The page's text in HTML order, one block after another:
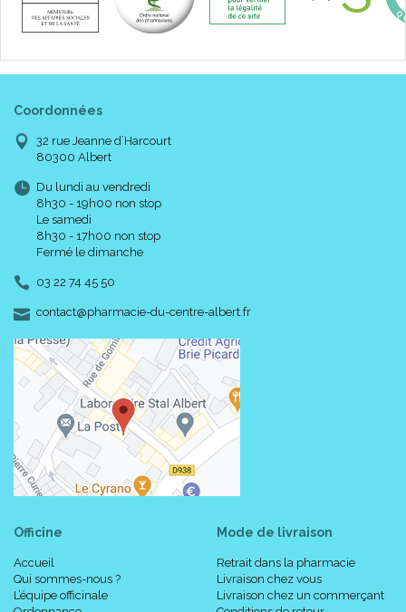
Coordonnées
32 rue Jeanne d’Harcourt
80300 Albert
Du lundi au vendredi
8h30 - 19h00 non stop
Le samedi
8h30 - 17h00 non stop
Fermé le dimanche
03 22 74 45 50
contact-
@-
pharmacie-du-centre-albert.fr
Officine
Accueil
Qui sommes-nous ?
L’équipe officinale
Mode de livraison
Retrait dans la pharmacie
Livraison chez vous
Livraison chez un commerçant